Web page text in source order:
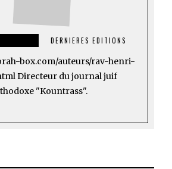
DERNIERES EDITIONS
box.com/auteurs/rav-henri-
Directeur du journal juif
"Kountrass".